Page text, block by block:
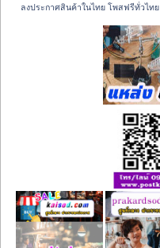
ลงประกาศสินค้าในไทย โพสฟรีทั่วไทย